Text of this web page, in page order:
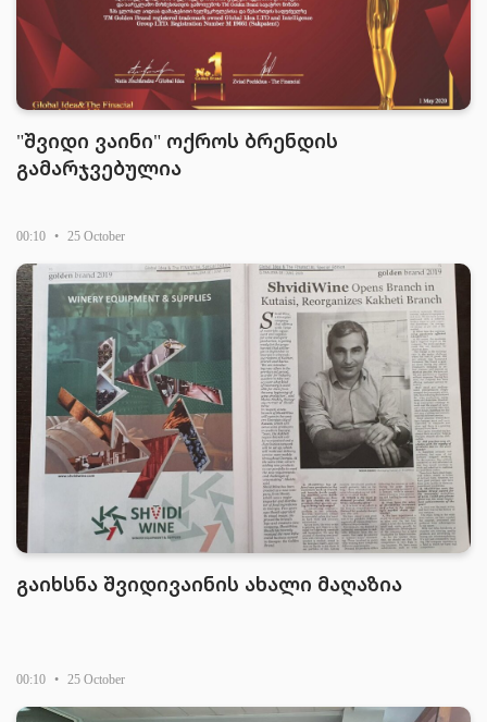
"შვიდი ვაინი" ოქროს ბრენდის
გამარჯვებულია
00:10 • 25 October
გაიხსნა შვიდივაინის ახალი მაღაზია
00:10 • 25 October